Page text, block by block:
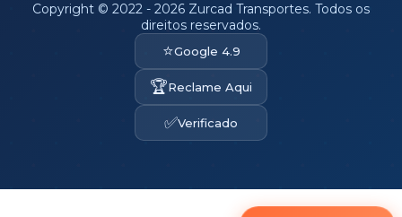
Copyright © 2022 - 2026 Zurcad Transportes. Todos os
direitos reservados.
⭐Google 4.9
🏆Reclame Aqui
✅Verificado